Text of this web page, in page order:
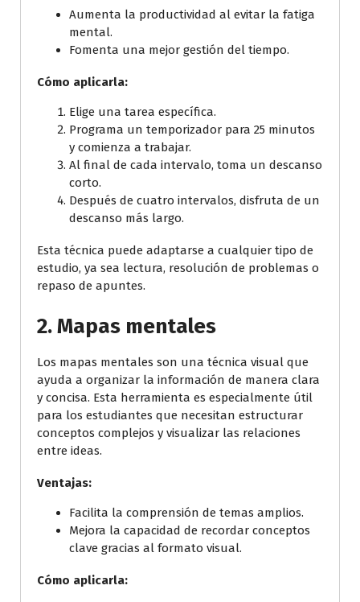
Aumenta la productividad al evitar la fatiga
mental.
Fomenta una mejor gestión del tiempo.
Cómo aplicarla:
Elige una tarea específica.
Programa un temporizador para 25 minutos
y comienza a trabajar.
Al final de cada intervalo, toma un descanso
corto.
Después de cuatro intervalos, disfruta de un
descanso más largo.
Esta técnica puede adaptarse a cualquier tipo de
estudio, ya sea lectura, resolución de problemas o
repaso de apuntes.
2.Mapas mentales
Los mapas mentales son una técnica visual que
ayuda a organizar la información de manera clara
y concisa. Esta herramienta es especialmente útil
para los estudiantes que necesitan estructurar
conceptos complejos y visualizar las relaciones
entre ideas.
Ventajas:
Facilita la comprensión de temas amplios.
Mejora la capacidad de recordar conceptos
clave gracias al formato visual.
Cómo aplicarla: